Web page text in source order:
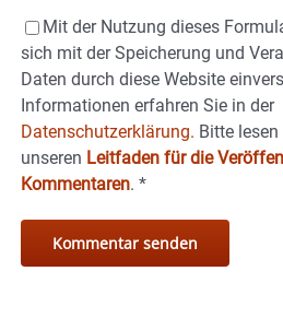
Mit der Nutzung dieses
sich mit der Speicherung und
Daten durch diese Website
Informationen erfahren Sie in der
Datenschutzerklärung. Bitte
unseren Leitfaden für die
Kommentaren. *